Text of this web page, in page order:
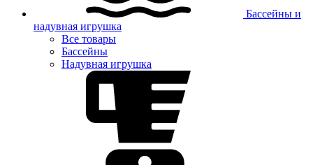
Бассейны и
надувная игрушка
Все товары
Бассейны
Надувная игрушка